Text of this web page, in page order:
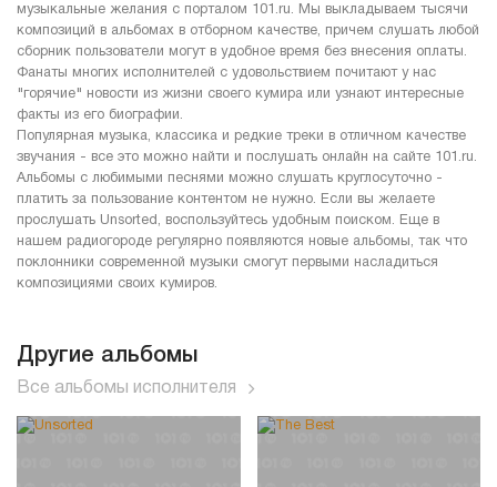
музыкальные желания с порталом 101.ru. Мы выкладываем тысячи
композиций в альбомах в отборном качестве, причем слушать любой
сборник пользователи могут в удобное время без внесения оплаты.
Фанаты многих исполнителей с удовольствием почитают у нас
"горячие" новости из жизни своего кумира или узнают интересные
факты из его биографии.
Популярная музыка, классика и редкие треки в отличном качестве
звучания - все это можно найти и послушать онлайн на сайте 101.ru.
Альбомы с любимыми песнями можно слушать круглосуточно -
платить за пользование контентом не нужно. Если вы желаете
прослушать Unsorted, воспользуйтесь удобным поиском. Еще в
нашем радиогороде регулярно появляются новые альбомы, так что
поклонники современной музыки смогут первыми насладиться
композициями своих кумиров.
Другие альбомы
Все альбомы исполнителя